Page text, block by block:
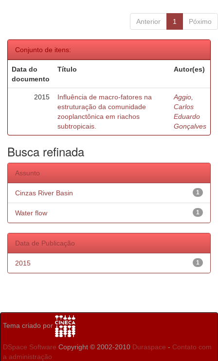
Anterior 1 Póximo
Conjunto de itens:
Data do
documento
Título Autor(es)
2015
Influência de macro-fatores na
estruturação da comunidade
zooplanctônica em riachos
subtropicais.
Aggio,
Carlos
Eduardo
Gonçalves
Busca refinada
Assunto
1
Cinzas River Basin
1
Water flow
Data de Publicação
1
2015
Tema criado por
DSpace Software Copyright © 2002-2010 Duraspace - Contato com
a administração